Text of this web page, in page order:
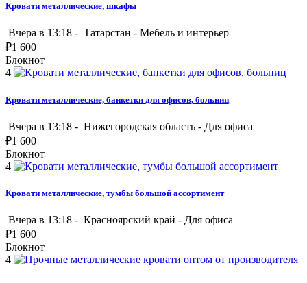
Кровати металлические, шкафы
Вчера в 13:18 - Татарстан - Мебель и интерьер
₽1 600
Блокнот
4
Кровати металлические, банкетки для офисов, больниц
Вчера в 13:18 - Нижегородская область - Для офиса
₽1 600
Блокнот
4
Кровати металлические, тумбы большой ассортимент
Вчера в 13:18 - Красноярский край - Для офиса
₽1 600
Блокнот
4